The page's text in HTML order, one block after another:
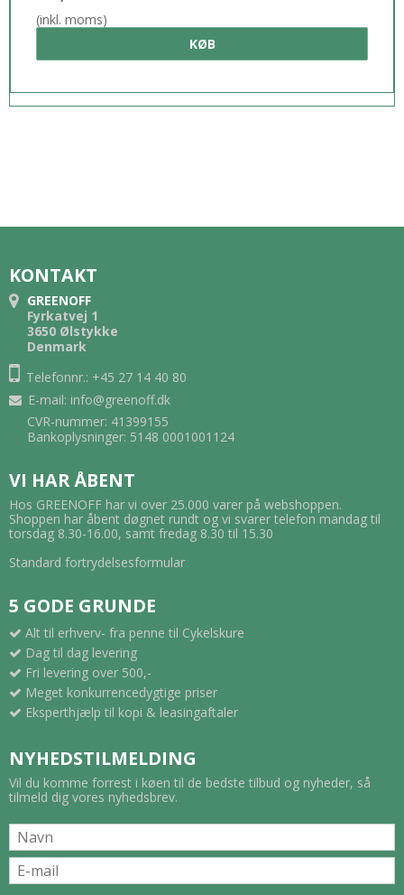
(inkl. moms)
KØB
KONTAKT
GREENOFF
Fyrkatvej 1
3650 Ølstykke
Denmark
Telefonnr.: +45 27 14 40 80
E-mail: info@greenoff.dk
CVR-nummer: 41399155
Bankoplysninger: 5148 0001001124
VI HAR ÅBENT
Hos GREENOFF har vi over 25.000 varer på webshoppen.
Shoppen har åbent døgnet rundt og vi svarer telefon mandag til
torsdag 8.30-16.00, samt fredag 8.30 til 15.30
Standard fortrydelsesformular
5 GODE GRUNDE
Alt til erhverv- fra penne til Cykelskure
Dag til dag levering
Fri levering over 500,-
Meget konkurrencedygtige priser
Eksperthjælp til kopi & leasingaftaler
NYHEDSTILMELDING
Vil du komme forrest i køen til de bedste tilbud og nyheder, så
tilmeld dig vores nyhedsbrev.